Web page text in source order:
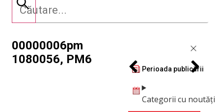
00000006pm
1080056, PM6
Perioada publicării
Categorii cu noutăți